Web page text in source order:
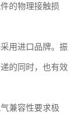
的物理接触损
用进口品牌。振
的同时，也有效
兼容性要求极